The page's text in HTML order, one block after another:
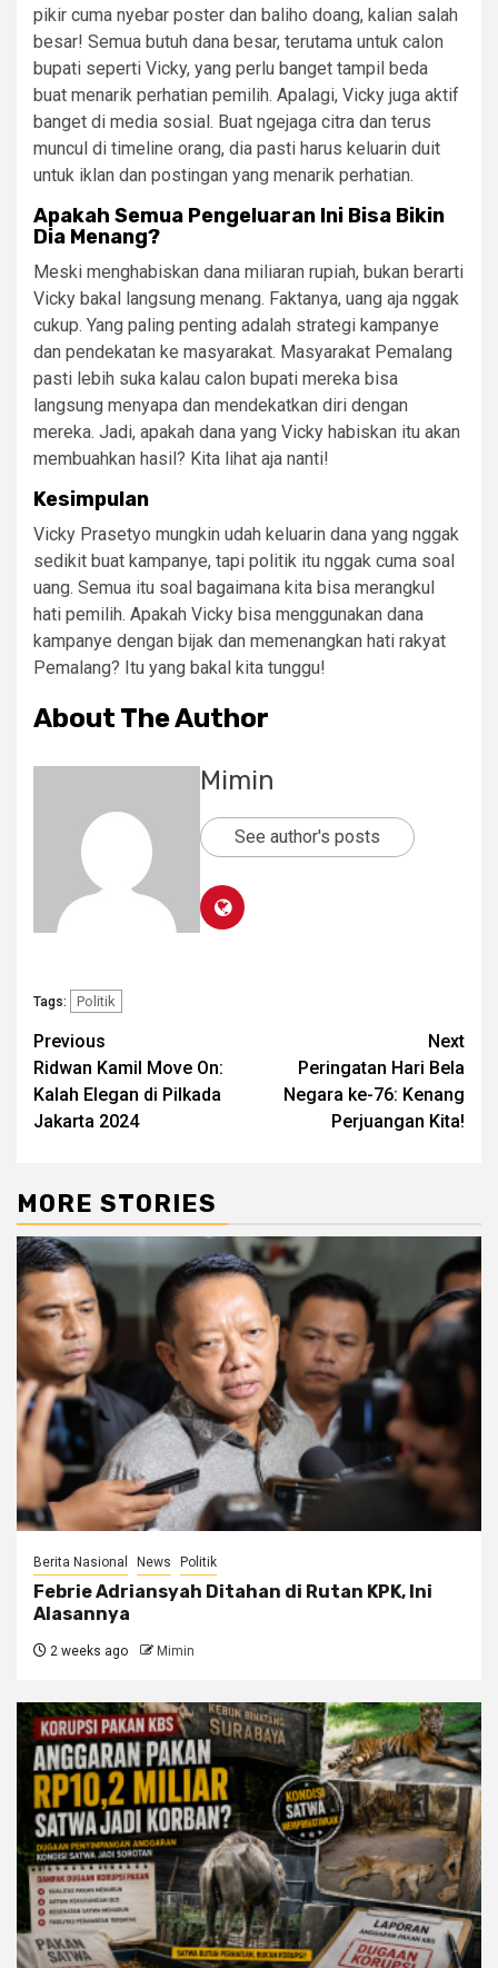
pikir cuma nyebar poster dan baliho doang, kalian salah
besar! Semua butuh dana besar, terutama untuk calon
bupati seperti Vicky, yang perlu banget tampil beda
buat menarik perhatian pemilih. Apalagi, Vicky juga aktif
banget di media sosial. Buat ngejaga citra dan terus
muncul di timeline orang, dia pasti harus keluarin duit
untuk iklan dan postingan yang menarik perhatian.
Apakah Semua Pengeluaran Ini Bisa Bikin
Dia Menang?
Meski menghabiskan dana miliaran rupiah, bukan berarti
Vicky bakal langsung menang. Faktanya, uang aja nggak
cukup. Yang paling penting adalah strategi kampanye
dan pendekatan ke masyarakat. Masyarakat Pemalang
pasti lebih suka kalau calon bupati mereka bisa
langsung menyapa dan mendekatkan diri dengan
mereka. Jadi, apakah dana yang Vicky habiskan itu akan
membuahkan hasil? Kita lihat aja nanti!
Kesimpulan
Vicky Prasetyo mungkin udah keluarin dana yang nggak
sedikit buat kampanye, tapi politik itu nggak cuma soal
uang. Semua itu soal bagaimana kita bisa merangkul
hati pemilih. Apakah Vicky bisa menggunakan dana
kampanye dengan bijak dan memenangkan hati rakyat
Pemalang? Itu yang bakal kita tunggu!
About The Author
Mimin
See author's posts
Tags: Politik
Post
navigation
Previous
Ridwan Kamil Move On:
Kalah Elegan di Pilkada
Jakarta 2024
Next
Peringatan Hari Bela
Negara ke-76: Kenang
Perjuangan Kita!
MORE STORIES
Berita Nasional News Politik
Febrie Adriansyah Ditahan di Rutan KPK, Ini
Alasannya
2 weeks ago Mimin